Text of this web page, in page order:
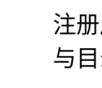
注
与